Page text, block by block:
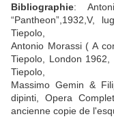
Bibliographie:
“Pantheon”,1932,V,
Tiepolo,
Antonio Morassi ( A
Tiepolo, London
Tiepolo,
Massimo Gemin &
dipinti, Opera
ancienne copie de